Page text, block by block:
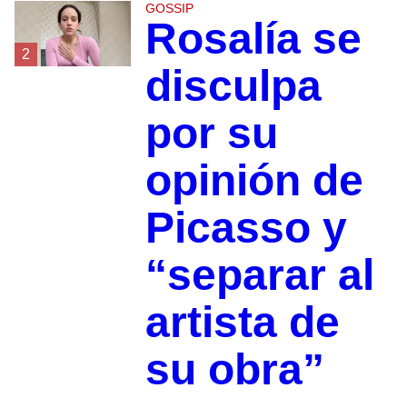
2
GOSSIP
Rosalía se
disculpa
por su
opinión de
Picasso y
“separar al
artista de
su obra”